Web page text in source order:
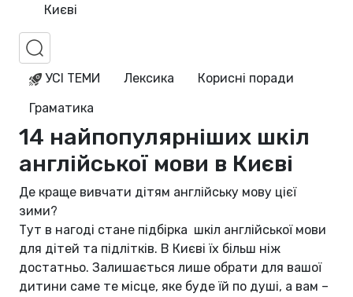
Києві
УСІ ТЕМИ Лексика
Корисні поради
Граматика
14 найпопулярніших шкіл
англійської мови в Києві
Де краще вивчати дітям англійську мову цієї
зими?
Тут в нагоді стане підбірка шкіл англійської мови
для дітей та підлітків. В Києві їх більш ніж
достатньо. Залишається лише обрати для вашої
дитини саме те місце, яке буде їй по душі, а вам –